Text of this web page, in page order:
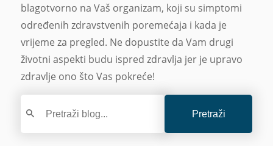
blagotvorno na Vaš organizam, koji su simptomi
određenih zdravstvenih poremećaja i kada je
vrijeme za pregled. Ne dopustite da Vam drugi
životni aspekti budu ispred zdravlja jer je upravo
zdravlje ono što Vas pokreće!
Pretraži